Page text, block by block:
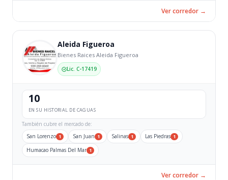
Ver corredor →
Aleida Figueroa
Bienes Raices Aleida Figueroa
Lic. C-17419
10
EN SU HISTORIAL DE CAGUAS
También cubre el mercado de:
San Lorenzo 1 San Juan 1 Salinas 1 Las Piedras 1
Humacao Palmas Del Mar 1
Ver corredor →